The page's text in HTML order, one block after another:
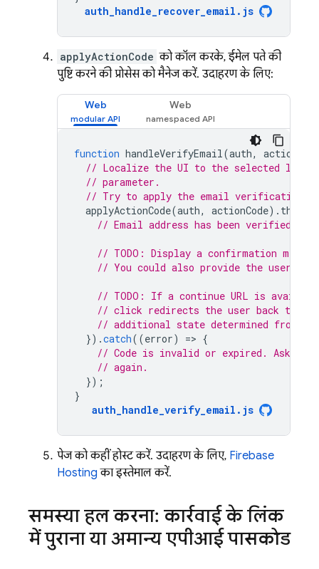
auth_handle_recover_email . js
applyActionCode को कॉल करके, ईमेल पते की
पुष्टि करने की प्रोसेस को मैनेज करें. उदाहरण के लिए:
Web Web
function handleVerifyEmail(auth,
// Localize the UI to the selected
// parameter.
// Try to apply the email verification
applyActionCode(auth, actionCode). then
// Email address has been verified.
// TODO: Display a confirmation
// You could also provide the user
// TODO: If a continue URL is
// click redirects the user back to
// additional state determined from
}).catch((error) => {
// Code is invalid or expired. Ask
// again.
});
}
auth_handle_verify_email . js
पेज को कहीं होस्ट करें. उदाहरण के लिए, Firebase
Hosting का इस्तेमाल करें.
समस्या हल करना: कार्रवाई के लिंक
में पुराना या अमान्य एपीआई पासकोड